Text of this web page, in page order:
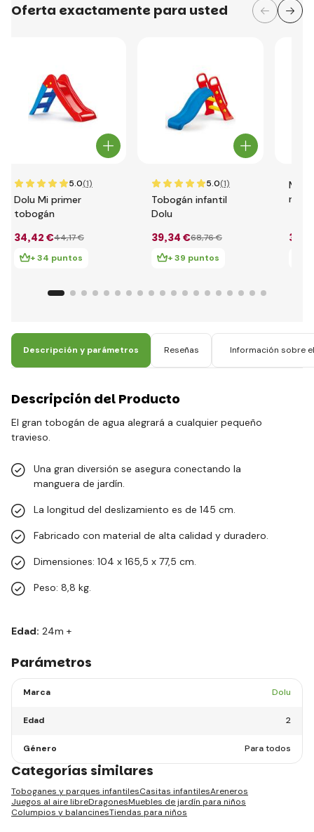
Oferta exactamente para usted
5.0(1)
Dolu Mi primer
tobogán
34,42 €44,17 €
+ 34 puntos
5.0(1)
Tobogán infantil
Dolu
39,34 €68,76 €
+ 39 puntos
Mi
rosa
34
Descripción y parámetros Reseñas Información sobre
Descripción del Producto
El gran tobogán de agua alegrará a cualquier pequeño
travieso.
Una gran diversión se asegura conectando la
manguera de jardín.
La longitud del deslizamiento es de 145 cm.
Fabricado con material de alta calidad y duradero.
Dimensiones: 104 x 165,5 x 77,5 cm.
Peso: 8,8 kg.
Edad: 24m +
Parámetros
Marca Dolu
Edad 2
Género Para todos
Categorías similares
Toboganes y parques infantilesCasitas infantilesAreneros
Juegos al aire libreDragonesMuebles de jardín para niños
Columpios y balancinesTiendas para niños